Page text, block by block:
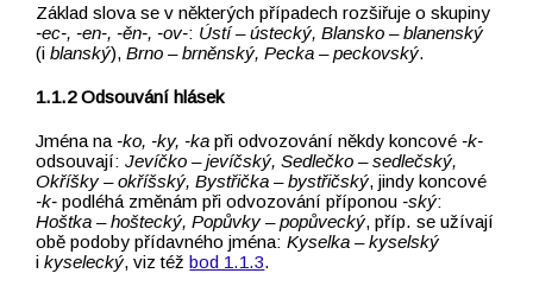
Základ slova se v některých případech rozšiřuje o skupiny
‑ec‑, ‑en‑, ‑ěn‑, ‑ov‑: Ústí –⁠⁠⁠⁠⁠⁠⁠⁠⁠⁠⁠⁠⁠⁠⁠⁠⁠⁠⁠⁠⁠⁠⁠⁠⁠⁠⁠⁠⁠⁠⁠⁠⁠⁠⁠⁠⁠⁠⁠⁠⁠⁠⁠⁠⁠⁠⁠⁠⁠⁠⁠⁠⁠⁠⁠⁠⁠⁠⁠⁠⁠⁠ ústecký, Blansko –⁠⁠⁠⁠⁠⁠⁠⁠⁠⁠⁠⁠⁠⁠⁠⁠⁠⁠⁠⁠⁠⁠⁠⁠⁠⁠⁠⁠⁠⁠⁠⁠⁠⁠⁠⁠⁠⁠⁠⁠⁠⁠⁠⁠⁠⁠⁠⁠⁠⁠⁠⁠⁠⁠⁠⁠⁠⁠⁠⁠⁠⁠ blanenský
(i blanský), Brno –⁠⁠⁠⁠⁠⁠⁠⁠⁠⁠⁠⁠⁠⁠⁠⁠⁠⁠⁠⁠⁠⁠⁠⁠⁠⁠⁠⁠⁠⁠⁠⁠⁠⁠⁠⁠⁠⁠⁠⁠⁠⁠⁠⁠⁠⁠⁠⁠⁠⁠⁠⁠⁠⁠⁠⁠⁠⁠⁠⁠⁠⁠ brněnský, Pecka –⁠⁠⁠⁠⁠⁠⁠⁠⁠⁠⁠⁠⁠⁠⁠⁠⁠⁠⁠⁠⁠⁠⁠⁠⁠⁠⁠⁠⁠⁠⁠⁠⁠⁠⁠⁠⁠⁠⁠⁠⁠⁠⁠⁠⁠⁠⁠⁠⁠⁠⁠⁠⁠⁠⁠⁠⁠⁠⁠⁠⁠⁠ peckovský.
Odsouvání hlásek
Jména na‑ko, ‑ky, ‑ka při odvozování někdy koncové‑k‑
odsouvají:Jevíčko –⁠⁠⁠⁠⁠⁠⁠⁠⁠⁠⁠⁠⁠⁠⁠⁠⁠⁠⁠⁠⁠⁠⁠⁠⁠⁠⁠⁠⁠⁠⁠⁠⁠⁠⁠⁠⁠⁠⁠⁠⁠⁠⁠⁠⁠⁠⁠⁠⁠⁠⁠⁠⁠⁠⁠⁠⁠⁠⁠⁠⁠⁠ jevíčský,Sedlečko –⁠⁠⁠⁠⁠⁠⁠⁠⁠⁠⁠⁠⁠⁠⁠⁠⁠⁠⁠⁠⁠⁠⁠⁠⁠⁠⁠⁠⁠⁠⁠⁠⁠⁠⁠⁠⁠⁠⁠⁠⁠⁠⁠⁠⁠⁠⁠⁠⁠⁠⁠⁠⁠⁠⁠⁠⁠⁠⁠⁠⁠⁠ sedlečský,
Okříšky –⁠⁠⁠⁠⁠⁠⁠⁠⁠⁠⁠⁠⁠⁠⁠⁠⁠⁠⁠⁠⁠⁠⁠⁠⁠⁠⁠⁠⁠⁠⁠⁠⁠⁠⁠⁠⁠⁠⁠⁠⁠⁠⁠⁠⁠⁠⁠⁠⁠⁠⁠⁠⁠⁠⁠⁠⁠⁠⁠⁠⁠⁠ okříšský, Bystřička –⁠⁠⁠⁠⁠⁠⁠⁠⁠⁠⁠⁠⁠⁠⁠⁠⁠⁠⁠⁠⁠⁠⁠⁠⁠⁠⁠⁠⁠⁠⁠⁠⁠⁠⁠⁠⁠⁠⁠⁠⁠⁠⁠⁠⁠⁠⁠⁠⁠⁠⁠⁠⁠⁠⁠⁠⁠⁠⁠⁠⁠⁠ bystřičský, jindy koncové
‑k‑ podléhá změnám při odvozování příponou‑ský:
Hoštka –⁠⁠⁠⁠⁠⁠⁠⁠⁠⁠⁠⁠⁠⁠⁠⁠⁠⁠⁠⁠⁠⁠⁠⁠⁠⁠⁠⁠⁠⁠⁠⁠⁠⁠⁠⁠⁠⁠⁠⁠⁠⁠⁠⁠⁠⁠⁠⁠⁠⁠⁠⁠⁠⁠⁠⁠⁠⁠⁠⁠⁠⁠ hoštecký, Popůvky –⁠⁠⁠⁠⁠⁠⁠⁠⁠⁠⁠⁠⁠⁠⁠⁠⁠⁠⁠⁠⁠⁠⁠⁠⁠⁠⁠⁠⁠⁠⁠⁠⁠⁠⁠⁠⁠⁠⁠⁠⁠⁠⁠⁠⁠⁠⁠⁠⁠⁠⁠⁠⁠⁠⁠⁠⁠⁠⁠⁠⁠⁠ popůvecký, příp. se užívají
obě podoby přídavného jména:Kyselka –⁠⁠⁠⁠⁠⁠⁠⁠⁠⁠⁠⁠⁠⁠⁠⁠⁠⁠⁠⁠⁠⁠⁠⁠⁠⁠⁠⁠⁠⁠⁠⁠⁠⁠⁠⁠⁠⁠⁠⁠⁠⁠⁠⁠⁠⁠⁠⁠⁠⁠⁠⁠⁠⁠ kyselský
ikyselecký, viz téžbod 1.1.3.